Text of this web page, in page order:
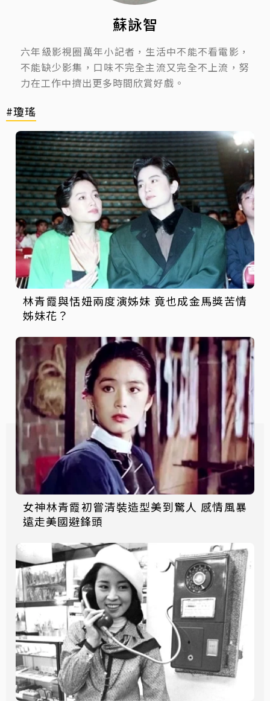
蘇詠智
六年級影視圈萬年小記者，生活中不能不看電影，
不能缺少影集，口味不完全主流又完全不上流，努
力在工作中擠出更多時間欣賞好戲。
#瓊瑤
林青霞與恬妞兩度演姊妹 竟也成金馬獎苦情
姊妹花？
女神林青霞初嘗清裝造型美到驚人 感情風暴
遠走美國避鋒頭